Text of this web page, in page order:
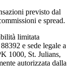
previsto dal
e spread.
limitata
e sede legale a
1000, St. Julians,
autorizzata dalla